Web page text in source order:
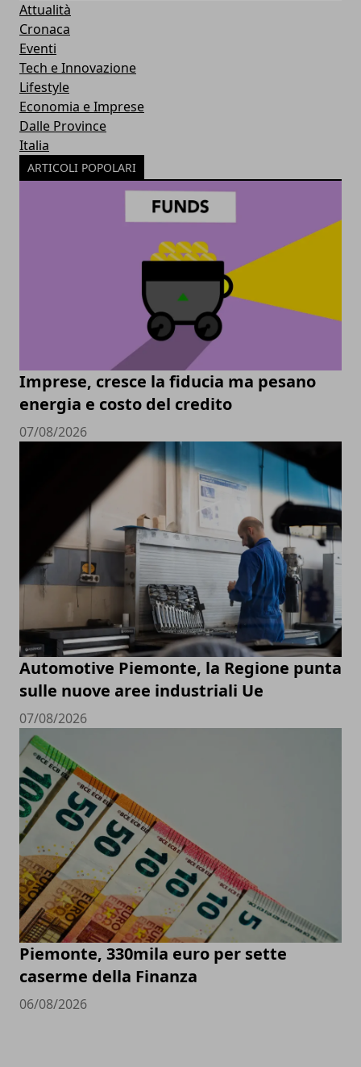
Attualità
Cronaca
Eventi
Tech e Innovazione
Lifestyle
Economia e Imprese
Dalle Province
Italia
ARTICOLI POPOLARI
Imprese, cresce la fiducia ma pesano
energia e costo del credito
07/08/2026
Automotive Piemonte, la Regione punta
sulle nuove aree industriali Ue
07/08/2026
Piemonte, 330mila euro per sette
caserme della Finanza
06/08/2026